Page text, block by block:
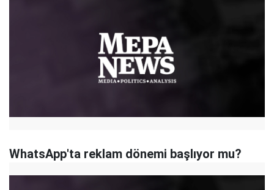
WhatsApp'ta reklam dönemi başlıyor mu?